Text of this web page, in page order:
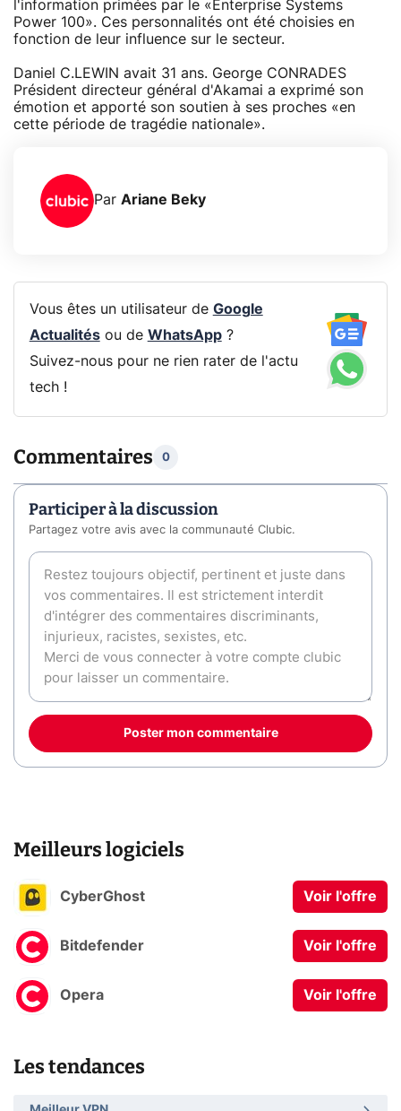
l'information primées par le «Enterprise Systems
Power 100». Ces personnalités ont été choisies en
fonction de leur influence sur le secteur.
Daniel C.LEWIN avait 31 ans. George CONRADES
Président directeur général d'Akamai a exprimé son
émotion et apporté son soutien à ses proches «en
cette période de tragédie nationale».
Par Ariane Beky
Vous êtes un utilisateur de Google
Actualitésou de WhatsApp?
Suivez-nous pour ne rien rater de l'actu
tech !
Commentaires 0
Participer à la discussion
Partagez votre avis avec la communauté Clubic.
Poster mon commentaire
Meilleurs logiciels
CyberGhost Voir l'offre
Bitdefender Voir l'offre
Opera Voir l'offre
Les tendances